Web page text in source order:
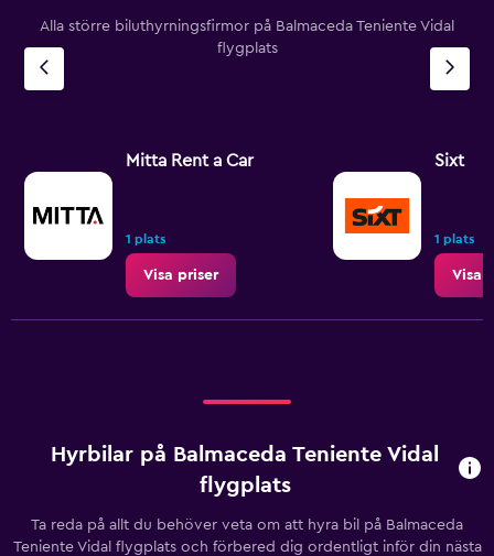
Alla större biluthyrningsfirmor på Balmaceda Teniente Vidal
flygplats
Mitta Rent a Car
1 plats
Visa priser
Sixt
1 plats
Visa
Hyrbilar på Balmaceda Teniente Vidal
flygplats
Ta reda på allt du behöver veta om att hyra bil på Balmaceda
Teniente Vidal flygplats och förbered dig ordentligt inför din nästa